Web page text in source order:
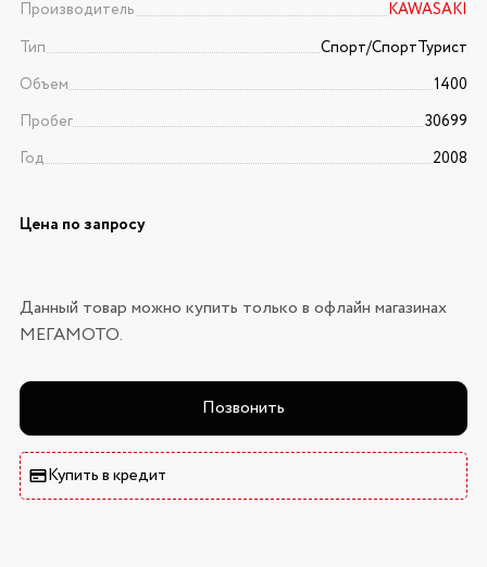
Производитель
KAWASAKI
Тип
Спорт/CпортТурист
Объем
1400
Пробег
30699
Год
2008
Цена по запросу
Данный товар можно купить только в офлайн магазинах
МЕГАМОТО.
Позвонить
Купить в кредит